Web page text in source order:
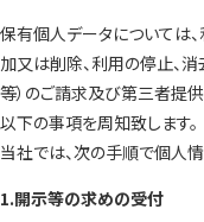
保有個人データについては
加又は削除、利用の停止、
等）のご請求及び第三者提
以下の事項を周知致します。
当社では、次の手順で個人
1.開示等の求めの受付